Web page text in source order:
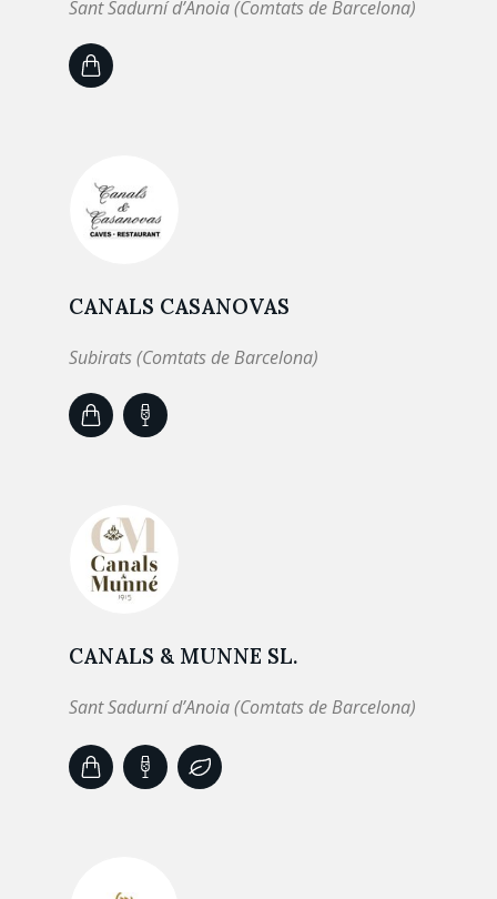
Sant Sadurní d’Anoia (Comtats de Barcelona)
CANALS CASANOVAS
Subirats (Comtats de Barcelona)
CANALS & MUNNE SL.
Sant Sadurní d’Anoia (Comtats de Barcelona)